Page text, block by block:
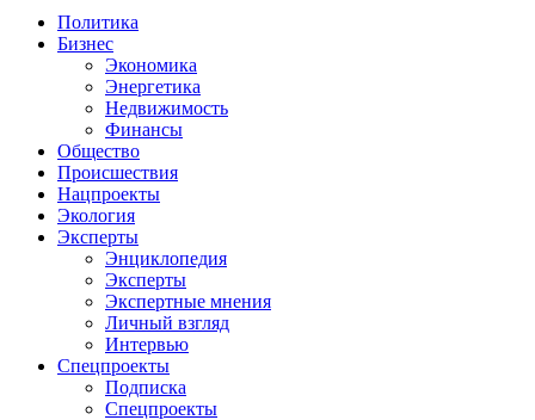
Политика
Бизнес
Экономика
Энергетика
Недвижимость
Финансы
Общество
Происшествия
Нацпроекты
Экология
Эксперты
Энциклопедия
Эксперты
Экспертные мнения
Личный взгляд
Интервью
Спецпроекты
Подписка
Спецпроекты